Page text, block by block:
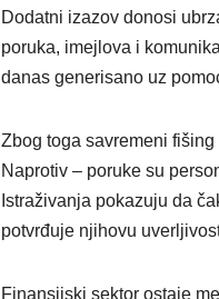
Dodatni izazov donosi
poruka, imejlova i
danas generisano uz
Zbog toga savremeni
Naprotiv – poruke su
Istraživanja pokazuju da
potvrđuje njihovu
Finansijski sektor ostaje